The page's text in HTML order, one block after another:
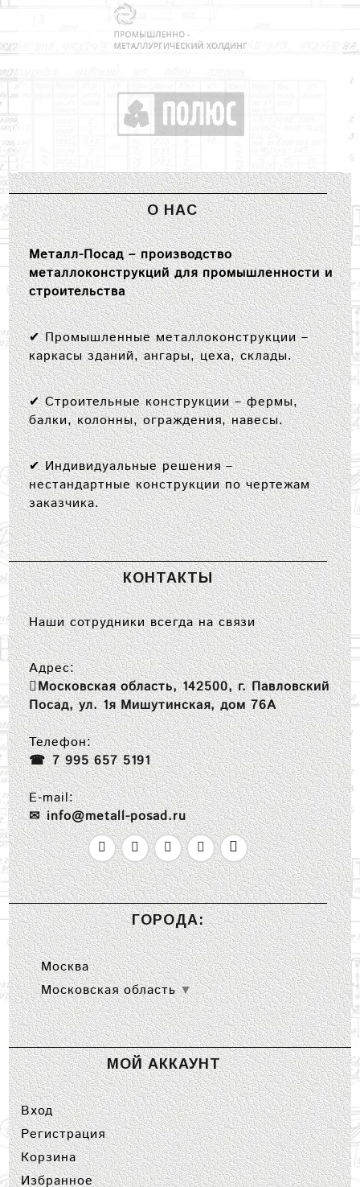
О НАС
Металл-Посад – производство
металлоконструкций для промышленности и
строительства
✔Промышленные металлоконструкции–
каркасы зданий, ангары, цеха, склады.
✔Строительные конструкции– фермы,
балки, колонны, ограждения, навесы.
✔Индивидуальные решения–
нестандартные конструкции по чертежам
заказчика.
КОНТАКТЫ
Наши сотрудники всегда на связи
Адрес:
Московская область, 142500, г. Павловский
Посад, ул. 1я Мишутинская, дом 76А
Телефон:
7 995 657 5191
E-mail:
info@metall-posad.ru
ГОРОДА:
Москва
Московская область ▼
МОЙ АККАУНТ
Вход
Регистрация
Корзина
Избранное